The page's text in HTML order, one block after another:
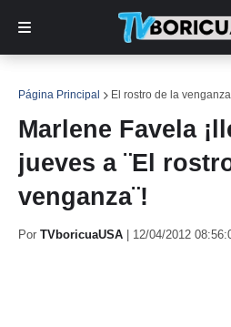
Página Principal El rostro de la venganza
Marlene Favela
jueves a ¨El
venganza¨!
Por TVboricuaUSA 12/04/2012